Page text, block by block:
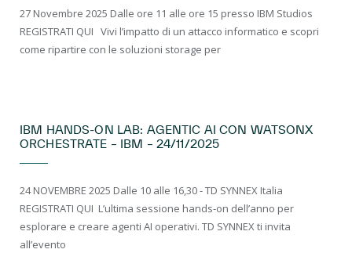
27 Novembre 2025 Dalle ore 11 alle ore 15 presso IBM Studios
REGISTRATI QUI Vivi l’impatto di un attacco informatico e scopri
come ripartire con le soluzioni storage per
IBM HANDS-ON LAB: AGENTIC AI CON WATSONX
ORCHESTRATE – IBM – 24/11/2025
24 NOVEMBRE 2025 Dalle 10 alle 16,30 - TD SYNNEX Italia
REGISTRATI QUI ​ L’ultima sessione hands-on dell’anno per
esplorare e creare agenti AI operativi. TD SYNNEX ti invita
all’evento